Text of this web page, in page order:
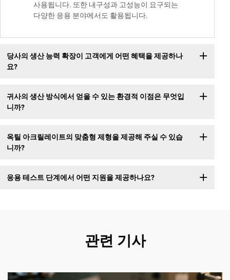
사용됩니다. 또한 내구성과 고성능이 요구되는
다양한 응용 분야에서도 활용됩니다.
당사의 생산 능력 확장이 고객에게 어떤 혜택을 제공하나
요?
귀사의 생산 방식에서 얻을 수 있는 환경적 이점은 무엇입
니까?
옥틸 아크릴레이트의 맞춤형 제형을 제공해 주실 수 있습
니까?
응용 테스트 단계에서 어떤 지원을 제공하나요?
관련 기사